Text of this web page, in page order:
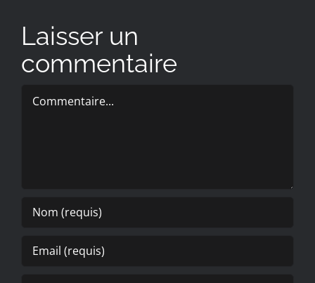
Laisser un
commentaire
Commentaire